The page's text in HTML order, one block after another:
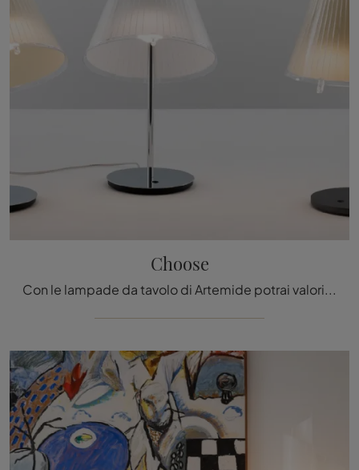
Choose
Con le lampade da tavolo di Artemide potrai valorizzare i tuoi locali: clicca e scopri Choose!